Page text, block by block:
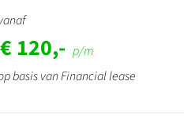
€ 120,- p/m
basis van Financial lease